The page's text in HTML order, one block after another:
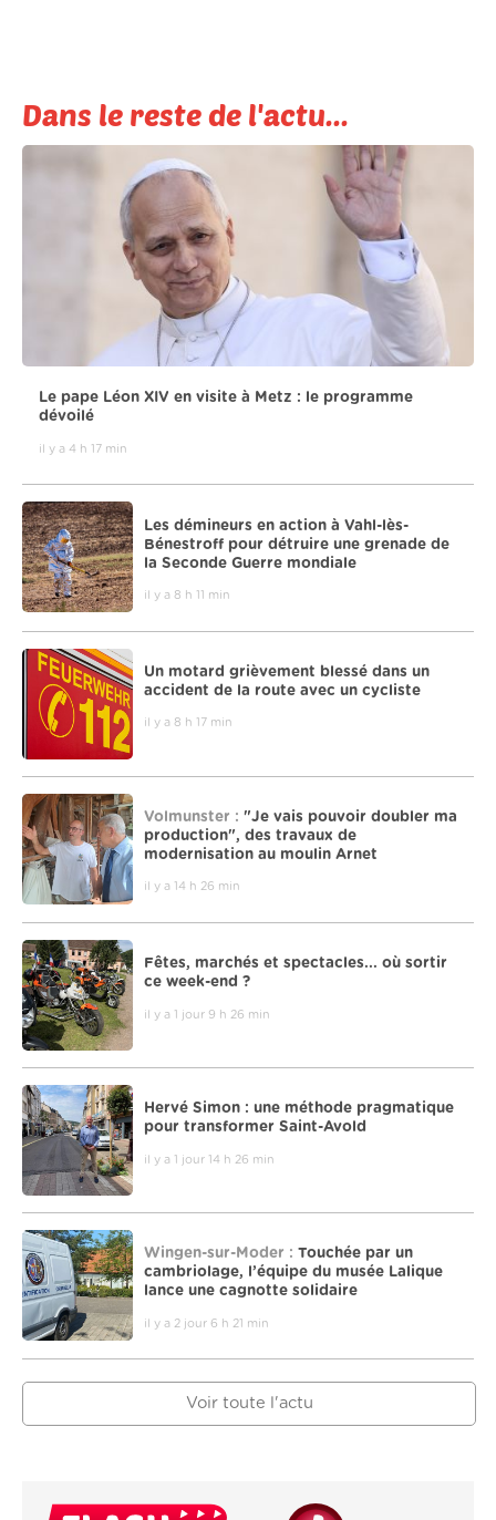
Dans le reste de l'actu...
Le pape Léon XIV en visite à Metz : le programme
dévoilé
il y a 4 h 17 min
Les démineurs en action à Vahl-lès-
Bénestroff pour détruire une grenade de
la Seconde Guerre mondiale
il y a 8 h 11 min
Un motard grièvement blessé dans un
accident de la route avec un cycliste
il y a 8 h 17 min
Volmunster : "Je vais pouvoir doubler ma
production", des travaux de
modernisation au moulin Arnet
il y a 14 h 26 min
Fêtes, marchés et spectacles... où sortir
ce week-end ?
il y a 1 jour 9 h 26 min
Hervé Simon : une méthode pragmatique
pour transformer Saint-Avold
il y a 1 jour 14 h 26 min
Wingen-sur-Moder : Touchée par un
cambriolage, l’équipe du musée Lalique
lance une cagnotte solidaire
il y a 2 jour 6 h 21 min
Voir toute l'actu